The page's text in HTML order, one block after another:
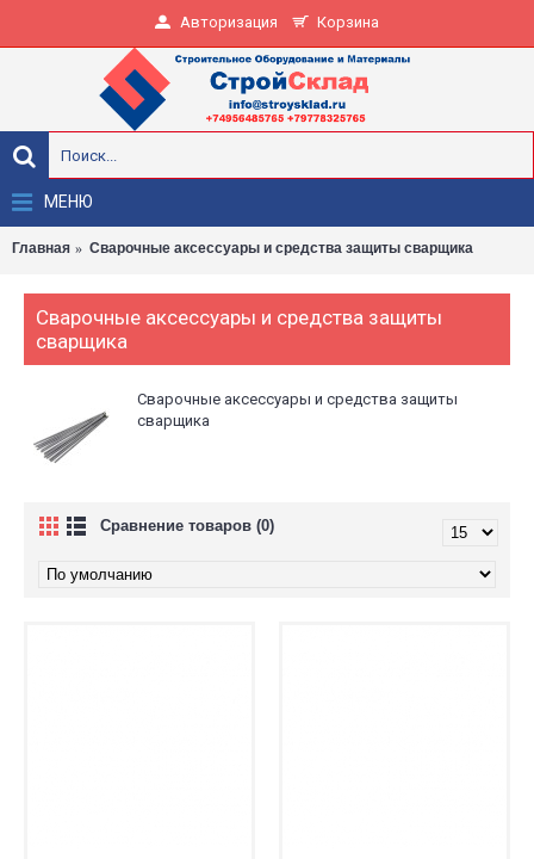
Авторизация Корзина
МЕНЮ
Главная Сварочные аксессуары и средства защиты сварщика
Сварочные аксессуары и средства защиты
сварщика
Сварочные аксессуары и средства защиты
сварщика
Сравнение товаров (0)